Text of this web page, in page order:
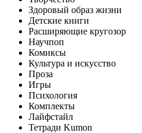
Здоровый образ жизни
Детские книги
Расширяющие кругозор
Научпоп
Комиксы
Культура и искусство
Проза
Игры
Психология
Комплекты
Лайфстайл
Тетради Kumon